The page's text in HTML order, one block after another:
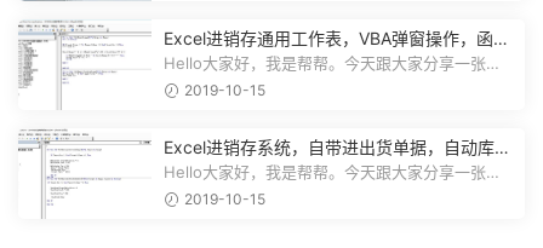
Excel进销存通用工作表，VBA弹窗操作，函数
库存，一键查询不劳心
Hello大家好，我是帮帮。今天跟大家分享一张
Excel进销存通用工作表，VBA弹窗操作...
2019-10-15
Excel进销存系统，自带进出货单据，自动库
存，弹窗图表不加班
Hello大家好，我是帮帮。今天跟大家分享一张
Excel进销存系统，自带进出货单据打...
2019-10-15